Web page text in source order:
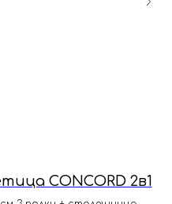
CONCORD 2в1